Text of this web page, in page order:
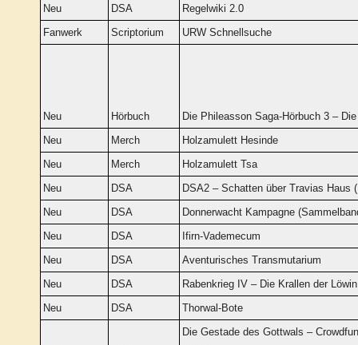
Neu DSA
Regelwiki 2.0
Fanwerk
Scriptorium URW Schnellsuche
Neu Hörbuch
Die Phileasson Saga-Hörbuch 3 –
Neu
Merch
Holzamulett Hesinde
Neu
Merch
Holzamulett Tsa
Neu
DSA
DSA2 – Schatten über Travias Haus
Neu
DSA
Donnerwacht Kampagne
Neu
DSA
Ifirn-Vademecum
Neu
DSA
Aventurisches Transmutarium
Neu
DSA
Rabenkrieg IV – Die Krallen der Löwin
Neu
DSA Thorwal-Bote
Die Gestade des Gottwals –